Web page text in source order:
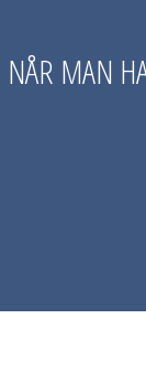
NÅR MAN